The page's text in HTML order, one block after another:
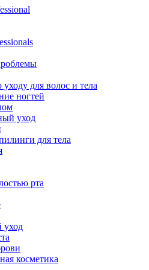
для волос и тела
ногтей
уход
для тела
рта
косметика